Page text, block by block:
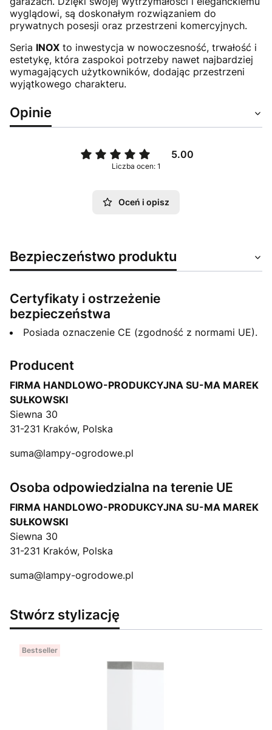
wyglądowi, są doskonałym rozwiązaniem do
prywatnych posesji oraz przestrzeni komercyjnych.
Seria INOX to inwestycja w nowoczesność, trwałość i
estetykę, która zaspokoi potrzeby nawet najbardziej
wymagających użytkowników, dodając przestrzeni
wyjątkowego charakteru.
Opinie
5.00
Liczba ocen: 1
Oceń i opisz
Bezpieczeństwo produktu
Certyfikaty i ostrzeżenie
bezpieczeństwa
Posiada oznaczenie CE (zgodność z normami UE).
Producent
FIRMA HANDLOWO-PRODUKCYJNA SU-MA MAREK
SUŁKOWSKI
Siewna 30
31-231 Kraków, Polska
suma@lampy-ogrodowe.pl
Osoba odpowiedzialna na terenie UE
FIRMA HANDLOWO-PRODUKCYJNA SU-MA MAREK
SUŁKOWSKI
Siewna 30
31-231 Kraków, Polska
suma@lampy-ogrodowe.pl
Stwórz stylizację
Bestseller